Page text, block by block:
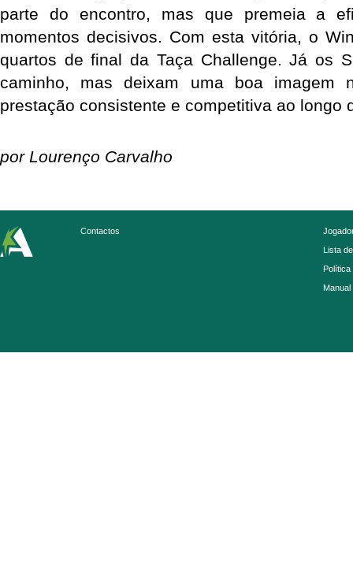
parte do encontro, mas que premeia a
momentos decisivos. Com esta vitória, o
quartos de final da Taça Challenge. Já os
caminho, mas deixam uma boa imagem
prestação consistente e competitiva ao longo
por Lourenço Carvalho
Contactos
Lista
Política